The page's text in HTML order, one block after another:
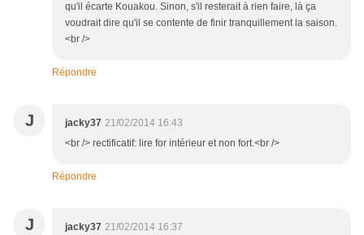
qu'il écarte Kouakou. Sinon, s'il resterait à rien faire, là ça
voudrait dire qu'il se contente de finir tranquillement la saison.
<br />
Répondre
J jacky37 21/02/2014 16:43
<br /> rectificatif: lire for intérieur et non fort.<br />
Répondre
J jacky37 21/02/2014 16:37